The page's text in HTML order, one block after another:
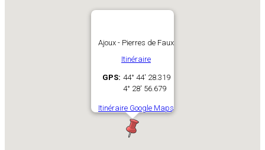
Ajoux - Pierres de Faux
Itinéraire
GPS: 44° 44' 28.319
4° 28' 56.679
Itinéraire Google Maps